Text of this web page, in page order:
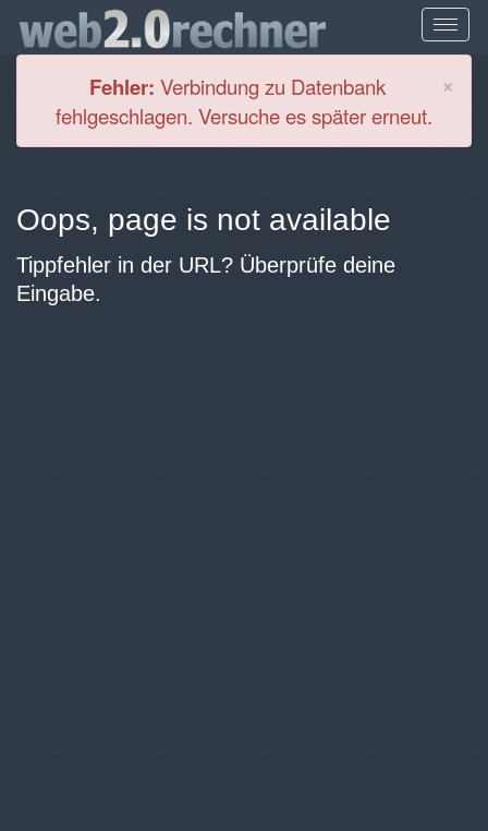
×
Fehler: Verbindung zu Datenbank
fehlgeschlagen. Versuche es später erneut.
Oops, page is not available
Tippfehler in der URL? Überprüfe deine
Eingabe.